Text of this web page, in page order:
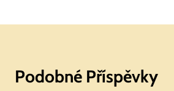
Podobné Příspěvky